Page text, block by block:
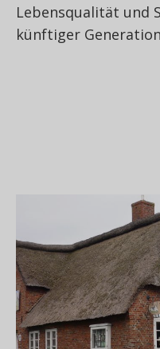
Lebensqualität und
künftiger